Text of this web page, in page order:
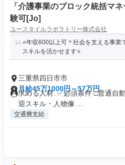
「介護事業のブロック統括マ
験可[Jo]
ユースタイルラボラトリー株式会社
⭐️年収600以上可＊社会を支える事業
スキルを活かせます⭐️
三重県四日市市
月給45万1000円～57万円
求める人材: ✅必須条件 □普通自
迎スキル・人物像 ...
交通費支給